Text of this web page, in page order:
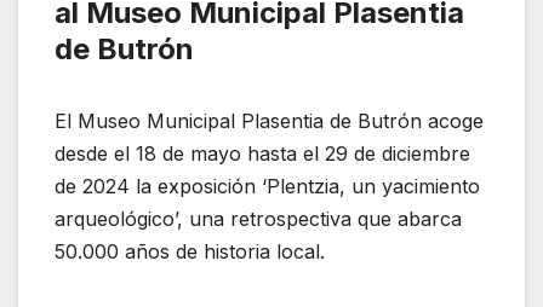
al Museo Municipal Plasentia
de Butrón
El Museo Municipal Plasentia de Butrón acoge
desde el 18 de mayo hasta el 29 de diciembre
de 2024 la exposición ‘Plentzia, un yacimiento
arqueológico’, una retrospectiva que abarca
50.000 años de historia local.